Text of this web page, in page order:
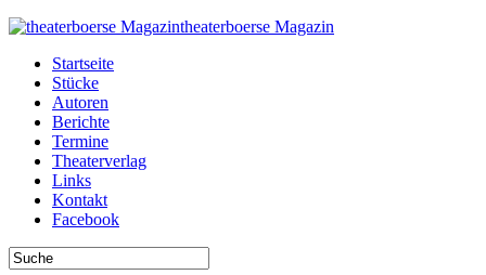
theaterboerse Magazin
Startseite
Stücke
Autoren
Berichte
Termine
Theaterverlag
Links
Kontakt
Facebook